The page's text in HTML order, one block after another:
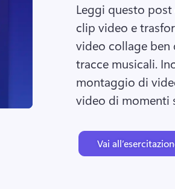
Leggi questo
clip video e
video collage ben
tracce musicali.
montaggio di
video di momenti
Vai